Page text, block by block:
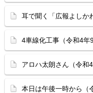
耳で聞く「広報よしか
4車線化工事（令和4年9
アロハ太朗さん（令和4
本日は午後一時から（